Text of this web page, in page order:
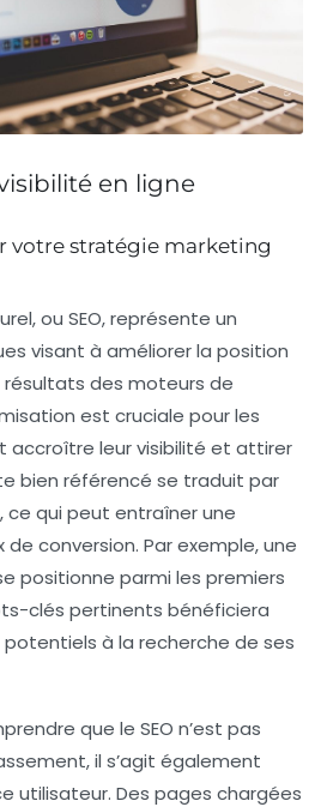
en ligne
votre stratégie marketing
, ou SEO, représente un
visant à améliorer la position
résultats des moteurs de
est cruciale pour les
accroître leurvisibilité et attirer
bien référencé se traduit par
ce qui peut entraîner une
de conversion. Par exemple, une
positionne parmi les premiers
clés pertinents bénéficiera
potentiels à la recherche de ses
que le SEO n’est pas
il s’agit également
utilisateur. Des pages chargées